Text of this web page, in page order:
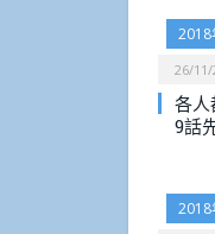
2018
26/11/
各人
9話
2018